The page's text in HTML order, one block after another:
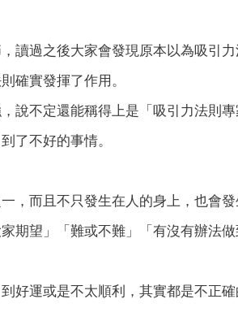
讀過之後大家會發現原本以為吸引
確實發揮了作用。
說不定還能稱得上是「吸引力法則專
了不好的事情。
，而且不只發生在人的身上，也會發
期望」「難或不難」「有沒有辦法
好運或是不太順利，其實都是不正確